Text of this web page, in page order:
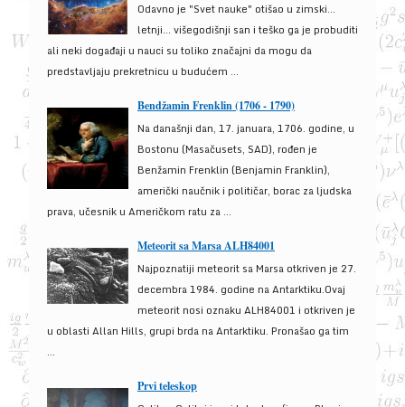
Odavno je "Svet nauke" otišao u zimski...
letnji... višegodišnji san i teško ga je probuditi
ali neki događaji u nauci su toliko značajni da mogu da
predstavljaju prekretnicu u budućem ...
Bendžamin Frenklin (1706 - 1790)
Na današnji dan, 17. januara, 1706. godine, u
Bostonu (Masačusets, SAD), rođen je
Benžamin Frenklin (Benjamin Franklin),
američki naučnik i političar, borac za ljudska
prava, učesnik u Američkom ratu za ...
Meteorit sa Marsa ALH84001
Najpoznatiji meteorit sa Marsa otkriven je 27.
decembra 1984. godine na Antarktiku.Ovaj
meteorit nosi oznaku ALH84001 i otkriven je
u oblasti Allan Hills, grupi brda na Antarktiku. Pronašao ga tim
...
Prvi teleskop